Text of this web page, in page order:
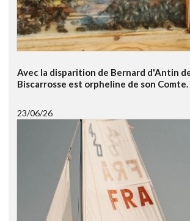
Avec la disparition de Bernard d'Antin
Biscarrosse est orpheline de son Comte.
23/06/26